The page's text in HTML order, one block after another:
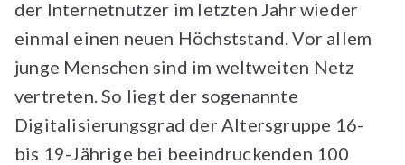
der Internetnutzer im letzten Jahr wieder
einmal einen neuen Höchststand. Vor allem
junge Menschen sind im weltweiten Netz
vertreten. So liegt der sogenannte
Digitalisierungsgrad der Altersgruppe 16-
bis 19-Jährige bei beeindruckenden 100